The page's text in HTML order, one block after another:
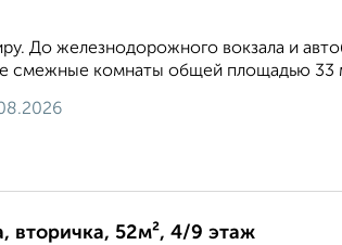
До железнодорожного вокзала и
смежные комнаты общей площадью 33
вторичка, 52м², 4/9 этаж